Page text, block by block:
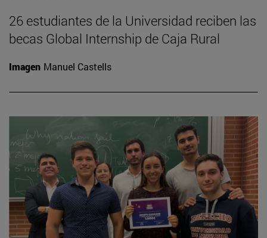
26 estudiantes de la Universidad reciben las
becas Global Internship de Caja Rural
Imagen Manuel Castells